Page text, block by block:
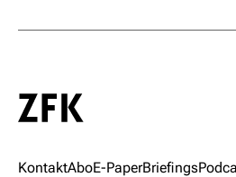
KontaktAboE-PaperBriefings